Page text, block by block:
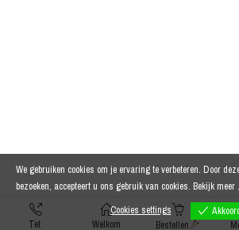
Tel: Welkom Bestellen
We gebruiken cookies om je ervaring te verbeteren. Door
bezoeken, accepteert u ons gebruik van cookies. Bekijk meer
Cookies settings